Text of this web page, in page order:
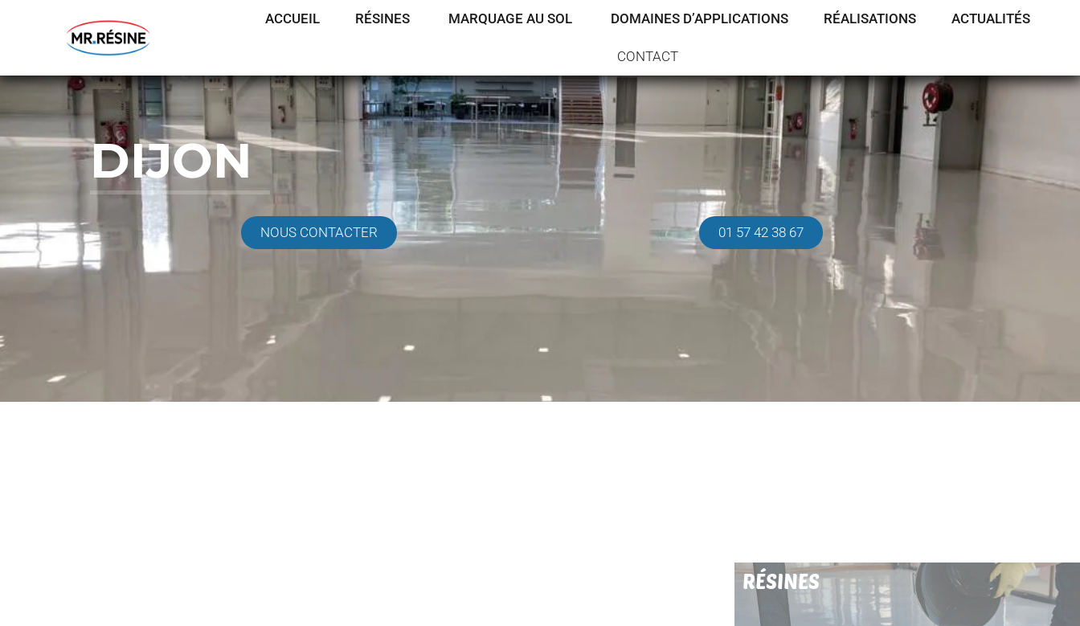
ACCUEIL RÉSINES MARQUAGE AU SOL DOMAINES D’APPLICATIONS RÉALISATIONS ACTUALITÉS
CONTACT
DIJON
NOUS CONTACTER 01 57 42 38 67